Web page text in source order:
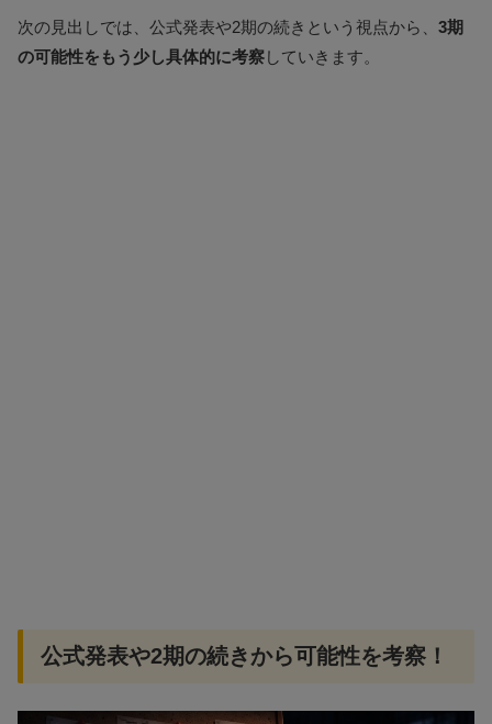
次の見出しでは、公式発表や2期の続きという視点から、 3期
の可能性をもう少し具体的に考察していきます。
公式発表や2期の続きから可能性を考察！